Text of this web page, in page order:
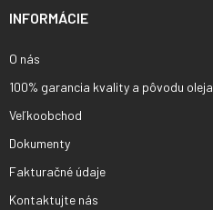
INFORMÁCIE
O nás
100% garancia kvality a pôvodu oleja
Veľkoobchod
Dokumenty
Fakturačné údaje
Kontaktujte nás